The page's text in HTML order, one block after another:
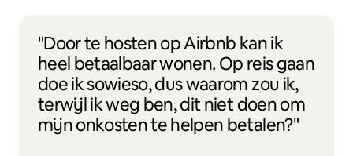
"Door te hosten op Airbnb kan ik
heel betaalbaar wonen. Op reis gaan
doe ik sowieso, dus waarom zou ik,
terwijl ik weg ben, dit niet doen om
mijn onkosten te helpen betalen?"